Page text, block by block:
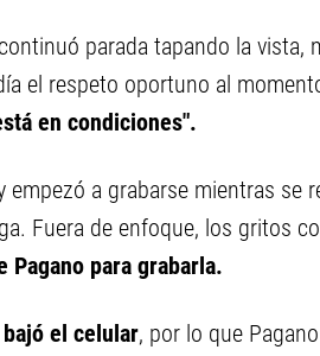
parada tapando la vista,
el respeto oportuno al
en condiciones".
a grabarse mientras se
Fuera de enfoque, los gritos
Pagano para grabarla.
el celular, por lo que